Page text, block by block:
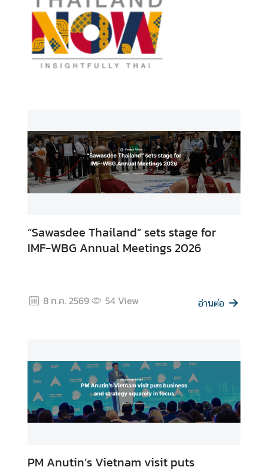
ป
ก
i
t
t
l
e
a
i
e
e
w
e
e
“Sawasdee Thailand” sets stage for
IMF-WBG Annual Meetings 2026
8 ก.ค. 2569 54View อ่านต่อ
PM Anutin’s Vietnam visit puts